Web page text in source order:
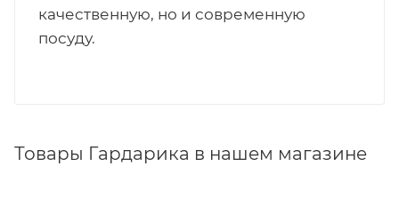
качественную, но и современную
посуду.
Товары Гардарика в нашем магазине